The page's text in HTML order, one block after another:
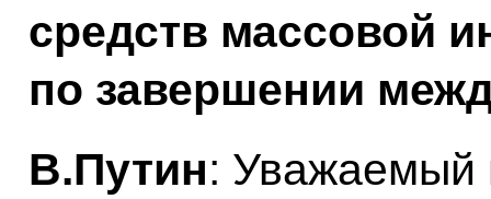
средств массовой
по завершении
В.Путин: Уважаемый